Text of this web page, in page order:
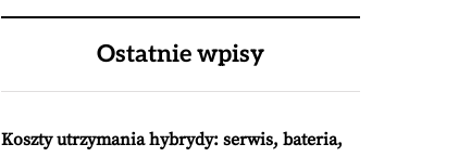
Ostatnie wpisy
Koszty utrzymania hybrydy: serwis, bateria,